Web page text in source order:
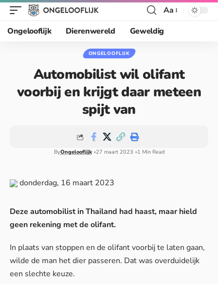
Aa
Ongelooflijk
Dierenwereld Geweldig
ONGELOOFLIJK
Automobilist wil olifant
voorbij en krijgt daar meteen
spijt van
ByOngelooflijk 27 maart 2023 1 Min Read
donderdag, 16 maart 2023
Deze automobilist in Thailand had haast, maar hield
geen rekening met de olifant.
In plaats van stoppen en de olifant voorbij te laten gaan,
wilde de man het dier passeren. Dat was overduidelijk
een slechte keuze.